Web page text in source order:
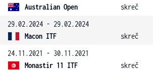
Australian Open
skreč
29.02.2024 - 29.02.2024
Macon ITF
skreč
24.11.2021 - 30.11.2021
Monastir 11 ITF
skreč